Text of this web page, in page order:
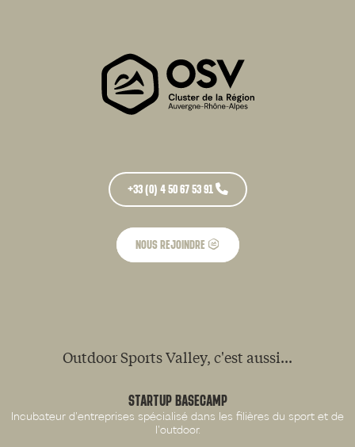
+33 (0) 4 50 67 53 91
NOUS REJOINDRE
Outdoor Sports Valley, c'est aussi...
STARTUP BASECAMP
Incubateur d'entreprises spécialisé dans les filières du sport et de
l'outdoor.